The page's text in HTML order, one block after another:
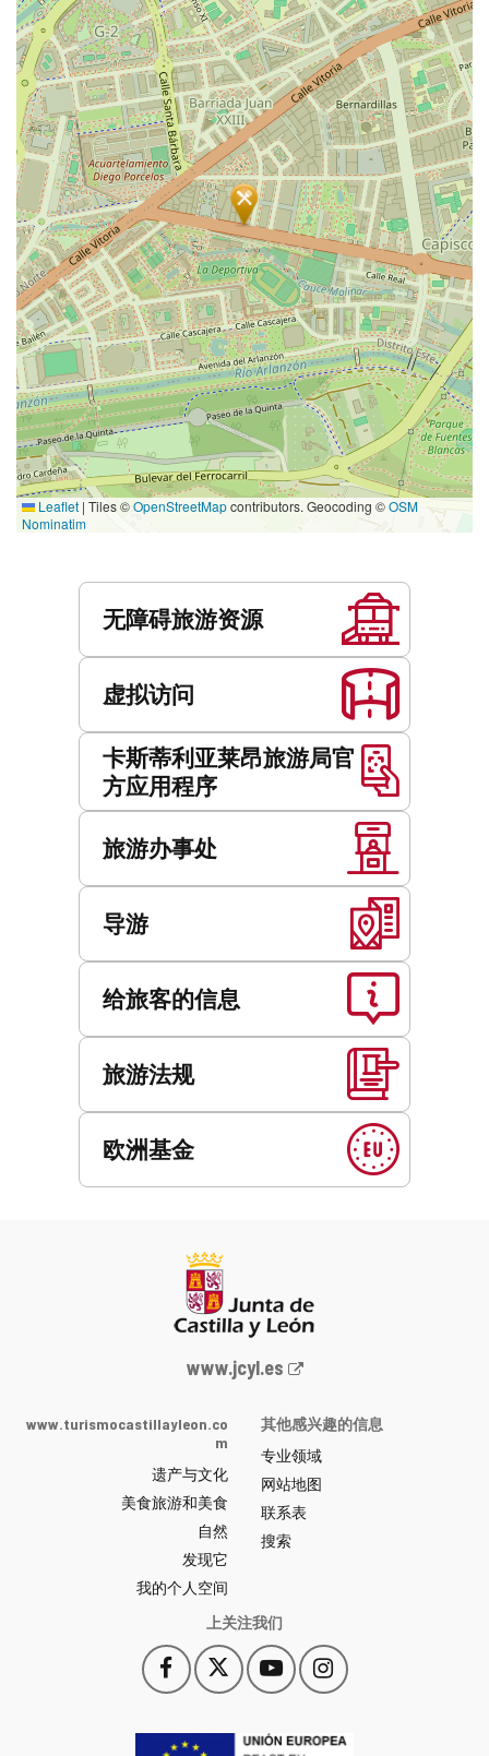
Leaflet | Tiles ©OpenStreetMapcontributors. Geocoding ©OSM
Nominatim
无障碍旅游资源
虚拟访问
卡斯蒂利亚莱昂旅游局官
方应用程序
旅游办事处
导游
给旅客的信息
旅游法规
欧洲基金
Junta
y
León
网
站
门
户
-
www.jcyl.es
www.turismocastillayleon.co
m
遗产与文化
美食旅游和美食
自然
发现它
我的个人空间
其他感兴趣的信息
专业领域
网站地图
联系表
搜索
上关注我们
Facebook
此
链
会
此
链
YouTube
此
链
会
Instagram
此
链
会